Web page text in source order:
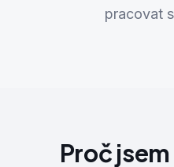
pracovat
Proč